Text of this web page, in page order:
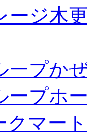
ージ木
ープか
ープホ
クマー